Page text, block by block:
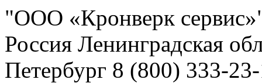
"ООО «Кронверк
Россия Ленинградская
Петербург 8 (800) 333-